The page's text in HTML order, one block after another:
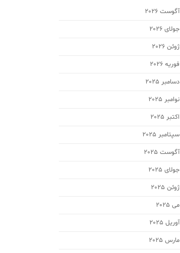
آگوست 2026
جولای 2026
ژوئن 2026
فوریه 2026
دسامبر 2025
نوامبر 2025
اکتبر 2025
سپتامبر 2025
آگوست 2025
جولای 2025
ژوئن 2025
می 2025
آوریل 2025
مارس 2025